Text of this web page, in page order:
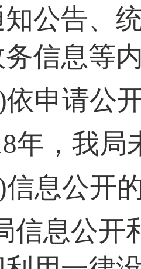
公告、
信息等
依申请公
年，我局
信息公开
信息公开